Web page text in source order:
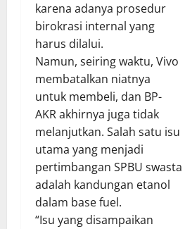
karena adanya prosedur
birokrasi internal yang
harus dilalui.
Namun, seiring waktu, Vivo
membatalkan niatnya
untuk membeli, dan BP-
AKR akhirnya juga tidak
melanjutkan. Salah satu isu
utama yang menjadi
pertimbangan SPBU swasta
adalah kandungan etanol
dalam base fuel.
“Isu yang disampaikan